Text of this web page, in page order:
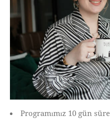
Programımız 10 gün